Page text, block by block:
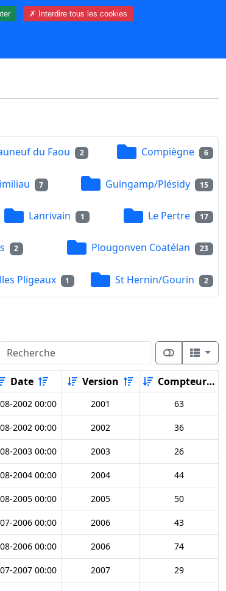
du Faou 2 Compiègne 6
7 Guingamp/Plésidy 15
Lanrivain 1 Le Pertre 17
2 Plougonven Coatélan 23
Pligeaux 1 St Hernin/Gourin 2
Date Version
Compteur
2002 00:00 2001 63
2002 00:00 2002 36
2003 00:00 2003 26
2004 00:00 2004 44
2005 00:00 2005 50
2006 00:00 2006 43
2006 00:00 2006 74
2007 00:00 2007 29
✗ Interdire tous les cookies